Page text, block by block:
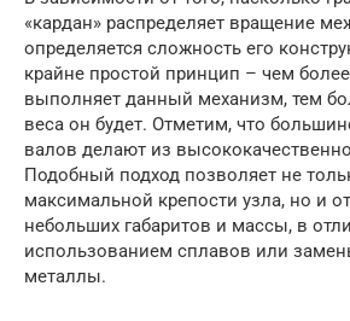
«кардан» распределяет вращение
определяется сложность его
крайне простой принцип – чем
выполняет данный механизм, тем
веса он будет. Отметим, что
валов делают из
Подобный подход позволяет не
максимальной крепости узла, но и
небольших габаритов и массы, в
использованием сплавов или
металлы.